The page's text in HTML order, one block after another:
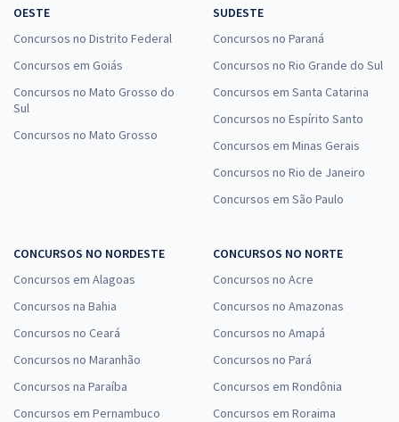
OESTE
Concursos no Distrito Federal
Concursos em Goiás
Concursos no Mato Grosso do
Sul
Concursos no Mato Grosso
SUDESTE
Concursos no Paraná
Concursos no Rio Grande do Sul
Concursos em Santa Catarina
Concursos no Espírito Santo
Concursos em Minas Gerais
Concursos no Rio de Janeiro
Concursos em São Paulo
CONCURSOS NO NORDESTE
Concursos em Alagoas
Concursos na Bahia
Concursos no Ceará
Concursos no Maranhão
Concursos na Paraíba
Concursos em Pernambuco
CONCURSOS NO NORTE
Concursos no Acre
Concursos no Amazonas
Concursos no Amapá
Concursos no Pará
Concursos em Rondônia
Concursos em Roraima